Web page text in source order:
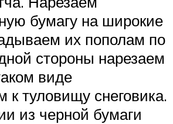
бумагу на широкие
их пополам по
стороны нарезаем
виде
к туловищу снеговика.
из черной бумаги